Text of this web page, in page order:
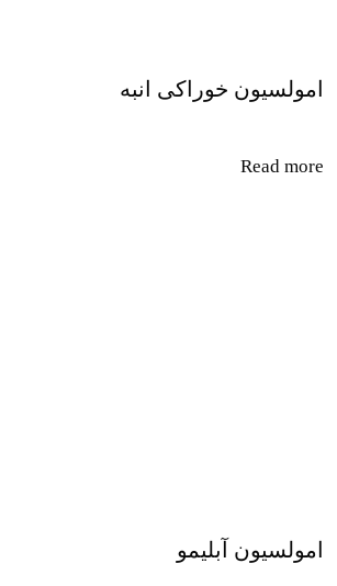
امولسیون خوراکی انبه
Read more
امولسیون آبلیمو